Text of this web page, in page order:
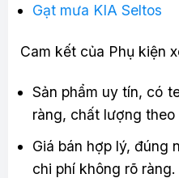
Gạt mưa KIA Seltos
Cam kết của Phụ kiện
Sản phẩm uy tín, có
ràng, chất lượng theo
Giá bán hợp lý, đúng
chi phí không rõ ràng.